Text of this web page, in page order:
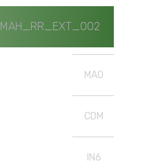
MAH_RR_EXT_002
MAO
CDM
IN6